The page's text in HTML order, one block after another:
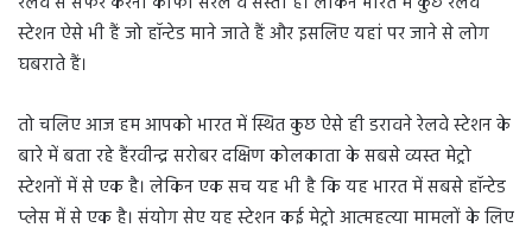
स्टेशन ऐसे भी हैं जो हॉन्टेड माने जाते हैं और इसलिए यहां पर जाने से लोग
घबराते हैं।
तो चलिए आज हम आपको भारत में स्थित कुछ ऐसे ही डरावने रेलवे स्टेशन के
बारे में बता रहे हैंरवीन्द्र सरोबर दक्षिण कोलकाता के सबसे व्यस्त मेट्रो
स्टेशनों में से एक है। लेकिन एक सच यह भी है कि यह भारत में सबसे हॉन्टेड
प्लेस में से एक है। संयोग सेए यह स्टेशन कई मेट्रो आत्महत्या मामलों के लिए